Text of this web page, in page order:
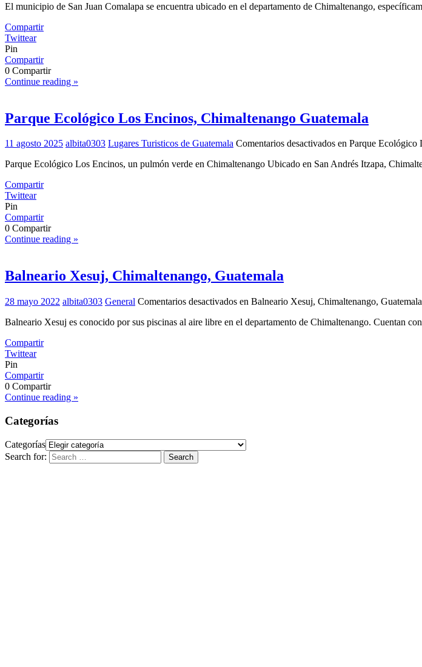
El municipio de San Juan Comalapa se encuentra ubicado en el departamento de Chimaltenango,
Compartir
Twittear
Pin
Compartir
0 Compartir
Continue reading »
Parque Ecológico Los Encinos, Chimaltenango Guatemala
11 agosto 2025 albita0303 Lugares Turisticos de Guatemala Comentarios desactivados en Parque Ecológico
Parque Ecológico Los Encinos, un pulmón verde en Chimaltenango Ubicado en San Andrés Itzapa,
Compartir
Twittear
Pin
Compartir
0 Compartir
Continue reading »
Balneario Xesuj, Chimaltenango, Guatemala
28 mayo 2022 albita0303 General Comentarios desactivados en Balneario Xesuj, Chimaltenango, Guatemala
Balneario Xesuj es conocido por sus piscinas al aire libre en el departamento de Chimaltenango. Cuentan
Compartir
Twittear
Pin
Compartir
0 Compartir
Continue reading »
Categorías
Categorías
Search for:
Search